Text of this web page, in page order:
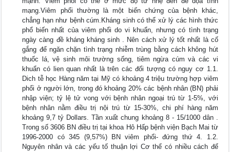
mạng.Viêm phổi thường là một biến chứng của bệnh khác,
chẳng hạn như bệnh cúm.Kháng sinh có thể xử lý các hình thức
phổ biến nhất của viêm phổi do vi khuẩn, nhưng có tình trạng
ngày càng đề kháng kháng sinh . Nên cách xử lý tốt nhất là cố
gắng để ngăn chặn tình trạng nhiễm trùng bằng cách không hút
thuốc lá, vệ sinh môi trường sống, tiêm ngừa cúm và các vi
khuẩn có lien quan nhất là trên các đối tượng có nguy cơ 1.1.
Dich tễ học Hàng năm tại Mỹ có khoảng 4 triệu trường hợp viêm
phổi ở người lớn, trong đó khoảng 20% các bệnh nhân (BN) phải
nhập viện; tỷ lệ tử vong với bệnh nhân ngoại trú từ 1-5%, với
bệnh nhân nằm điều trị nội trú từ 15-30%, chi phí hàng năm
khoảng 9,7 tỷ Dollars. Tần xuất chung khoảng 8 - 15/1000 dân .
Trong số 3606 BN điều trị tại khoa Hô Hấp bệnh viện Bạch Mai từ
1996-2000 có 345 (9,57%) BN viêm phổi- đứng thứ 4. 1.2.
Nguyên nhân và các yếu tố thuận lợi Cơ thể có nhiều cách để